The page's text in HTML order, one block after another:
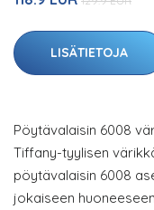
LISÄTIETOJA
Pöytävalaisin 6008
Tiffany-tyylisen
pöytävalaisin 6008
jokaiseen